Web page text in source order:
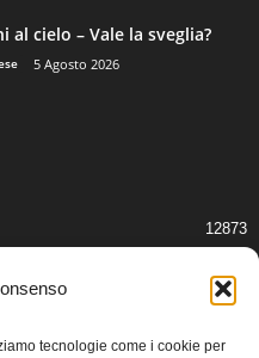
tecnologie come i cookie per
al cielo – Vale la sveglia?
5 Agosto 2026
12873
2409